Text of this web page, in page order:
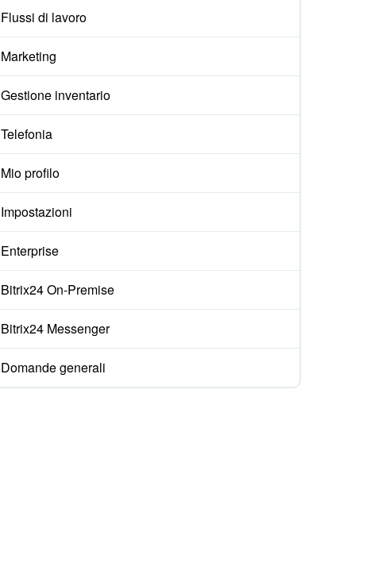
Flussi di lavoro
Marketing
Gestione inventario
Telefonia
Mio profilo
Impostazioni
Enterprise
Bitrix24 On-Premise
Bitrix24 Messenger
Domande generali